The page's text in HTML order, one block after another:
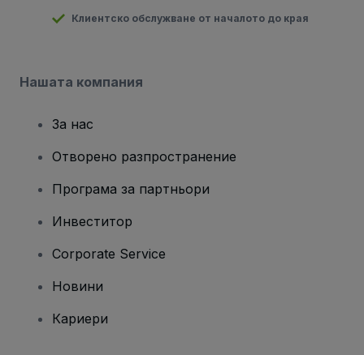
Клиентско обслужване от началото до края
Нашата компания
За нас
Отворено разпространение
Програма за партньори
Инвеститор
Corporate Service
Новини
Кариери